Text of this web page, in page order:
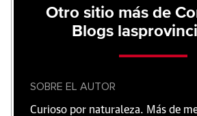
Otro sitio más de
Blogs
SOBRE EL AUTOR
Curioso por naturaleza. Más de